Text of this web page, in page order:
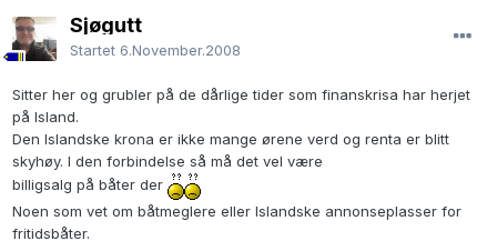
Sjøgutt
Startet 6.November.2008
Sitter her og grubler på de dårlige tider som finanskrisa har herjet
på Island.
Den Islandske krona er ikke mange ørene verd og renta er blitt
skyhøy. I den forbindelse så må det vel være
billigsalg på båter der
Noen som vet om båtmeglere eller Islandske annonseplasser for
fritidsbåter.